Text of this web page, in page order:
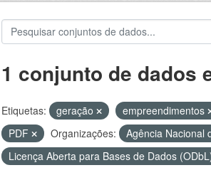
1 conjunto de dados
Etiquetas: geração empreendimentos
PDF
Organizações: Agência Nacional
Licença Aberta para Bases de Dados